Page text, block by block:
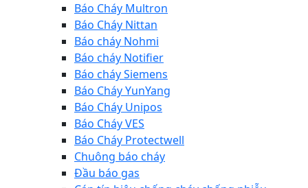
Báo Cháy Multron
Báo Cháy Nittan
Báo cháy Nohmi
Báo cháy Notifier
Báo cháy Siemens
Báo Cháy YunYang
Báo Cháy Unipos
Báo Cháy VES
Báo Cháy Protectwell
Chuông báo cháy
Đầu báo gas